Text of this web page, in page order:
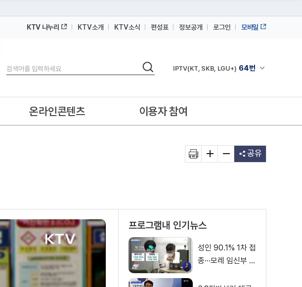
KTV 나누리 KTV소개 KTV소식 편성표 정보공개 로그인 모바일
검색
검색 채널안내 펼쳐
IPTV(KT, SKB, LGU+) 64번
IPTV(KT, SKB, LGU+)
온라인콘텐츠 이용자 참여
공유
프로그램내 인기뉴스
성인 90.1% 1차 접
종···모레 임신부 사